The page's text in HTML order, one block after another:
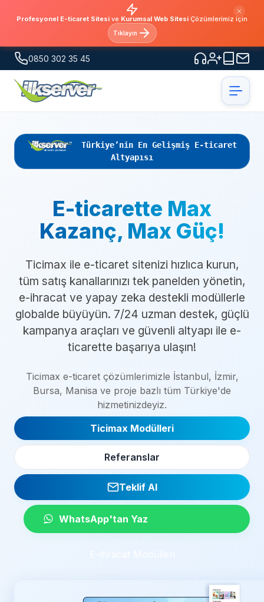
Profesyonel E-ticaret Sitesi ve Kurumsal Web Sitesi Çözümlerimiz için
Tıklayın
0850 302 35 45
Türkiye’nin En Gelişmiş E-ticaret
Altyapısı
E-ticarette Max
Kazanç, Max Güç!
Ticimax ile e-ticaret sitenizi hızlıca kurun,
tüm satış kanallarınızı tek panelden yönetin,
e-ihracat ve yapay zeka destekli modüllerle
globalde büyüyün. 7/24 uzman destek, güçlü
kampanya araçları ve güvenli altyapı ile e-
ticarette başarıya ulaşın!
Ticimax e-ticaret çözümlerimizle İstanbul, İzmir,
Bursa, Manisa ve proje bazlı tüm Türkiye'de
hizmetinizdeyiz.
Ticimax Modülleri
Referanslar
Teklif Al
WhatsApp'tan Yaz